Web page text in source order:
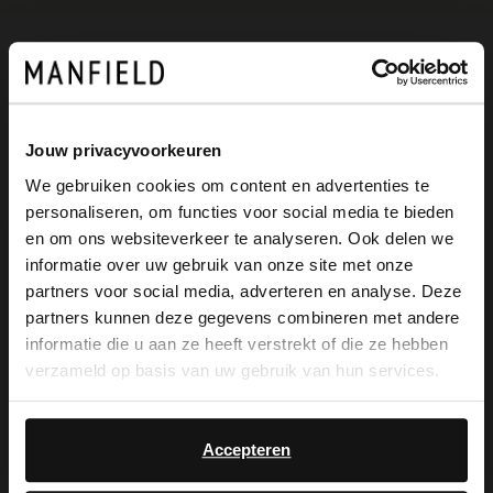
Jouw privacyvoorkeuren
We gebruiken cookies om content en advertenties te
personaliseren, om functies voor social media te bieden
en om ons websiteverkeer te analyseren. Ook delen we
informatie over uw gebruik van onze site met onze
partners voor social media, adverteren en analyse. Deze
partners kunnen deze gegevens combineren met andere
informatie die u aan ze heeft verstrekt of die ze hebben
verzameld op basis van uw gebruik van hun services.
Accepteren
Omschrijving
Cognac suède loafers van Manfield met
een donkerbruine zool en platte hak van 2
cm. We adviseren als verzorging en
bescherming de suède/nubuck spray in
transparant.
×
View this website in English?
It looks like your language isn't Dutch. Would
you like to switch to English?
English